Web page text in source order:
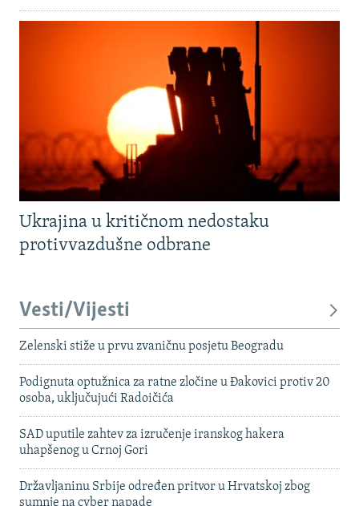
Ukrajina u kritičnom nedostaku
protivvazdušne odbrane
Vesti/Vijesti
Zelenski stiže u prvu zvaničnu posjetu Beogradu
Podignuta optužnica za ratne zločine u Đakovici protiv 20
osoba, uključujući Radoičića
SAD uputile zahtev za izručenje iranskog hakera
uhapšenog u Crnoj Gori
Državljaninu Srbije određen pritvor u Hrvatskoj zbog
sumnje na cyber napade